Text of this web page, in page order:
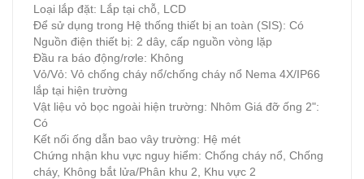
Loại lắp đặt: Lắp tại chỗ, LCD
Để sử dụng trong Hệ thống thiết bị an toàn (SIS): Có
Nguồn điện thiết bị: 2 dây, cấp nguồn vòng lặp
Đầu ra báo động/rơle: Không
Vỏ/Vỏ: Vỏ chống cháy nổ/chống cháy nổ Nema 4X/IP66
lắp tại hiện trường
Vật liệu vỏ bọc ngoài hiện trường: Nhôm Giá đỡ ống 2":
Có
Kết nối ống dẫn bao vây trường: Hệ mét
Chứng nhận khu vực nguy hiểm: Chống cháy nổ, Chống
cháy, Không bắt lửa/Phân khu 2, Khu vực 2